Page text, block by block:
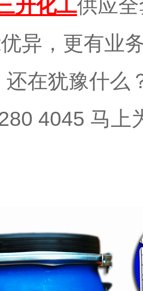
升化工供应全
异，更有业
还在犹豫什么
4045 马上